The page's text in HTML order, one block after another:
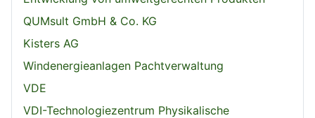
QUMsult GmbH & Co. KG
Kisters AG
Windenergieanlagen Pachtverwaltung
VDE
VDI-Technologiezentrum Physikalische